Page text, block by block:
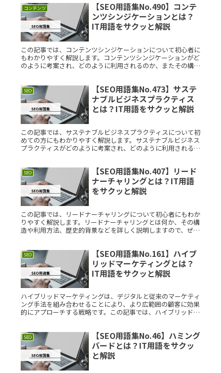
コンテンツ
【SEO用語集No.490】コンテ
ンツシンジケーションとは？
IT用語をサクッと解説
この記事では、コンテンツシンジケーションについて初心者に
もわかりやすく解説します。コンテンツシンジケーションがど
のように考案され、どのように利用されるのか、またその構造
SEO
【SEO用語集No.473】サステ
ナブルビジネスプラクティス
とは？IT用語をサクッと解説
この記事では、サステナブルビジネスプラクティスについて初
めての方にもわかりやすく解説します。サステナブルビジネス
プラクティスがどのように考案され、どのように利用されるの
SEO
【SEO用語集No.407】リード
ナーチャリングとは？IT用語
をサクッと解説
この記事では、リードナーチャリングについて初心者にもわか
りやすく解説します。リードナーチャリングとは何か、その構
造や利用方法、歴史的背景などを詳しく説明しますので、ぜひ
SEO
【SEO用語集No.161】ハイブ
リッドマーケティングとは？
IT用語をサクッと解説
ハイブリッドマーケティングは、デジタルと従来のマーケティ
ング手法を組み合わせることにより、より広範囲の顧客に効果
的にアプローチする戦略です。この記事では、ハイブリッドマ
SEO
【SEO用語集No.46】ハミング
バードとは？IT用語をサクッ
と解説